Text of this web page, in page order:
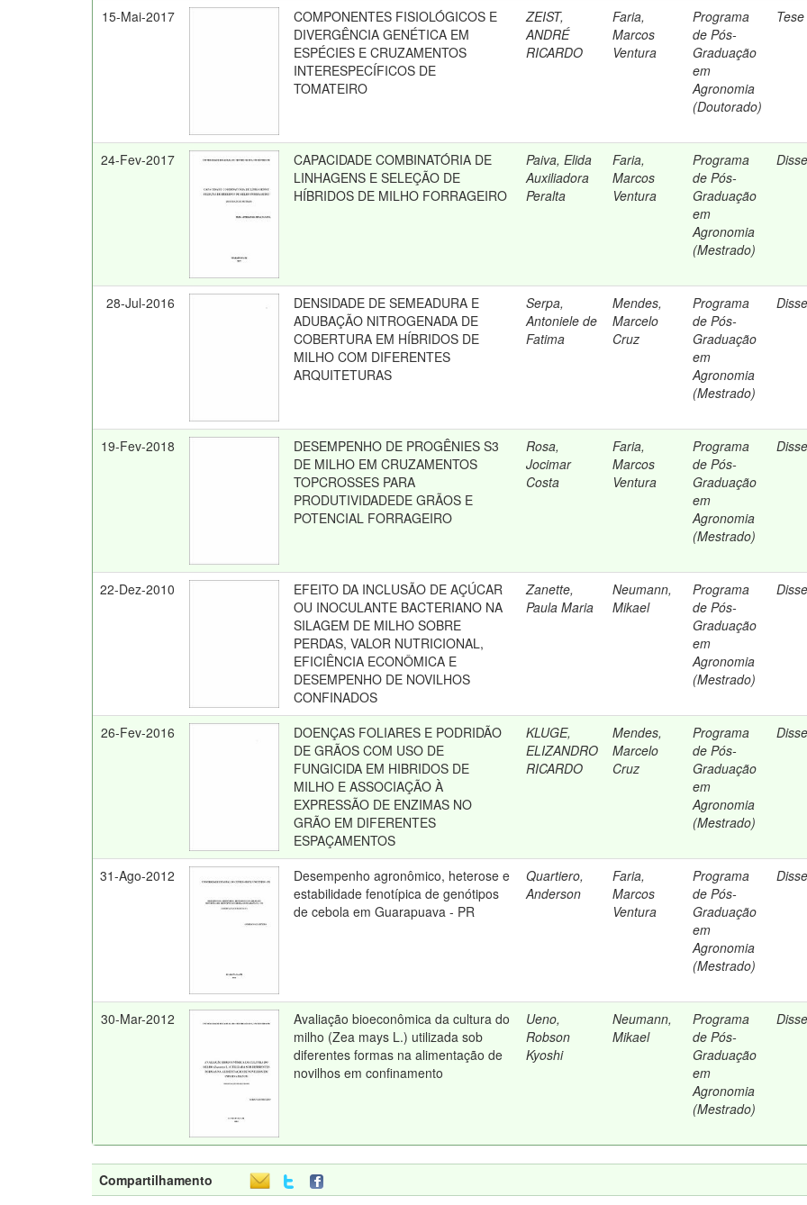
15-Mai-2017
COMPONENTES FISIOLÓGICOS E
DIVERGÊNCIA GENÉTICA EM
ESPÉCIES E CRUZAMENTOS
INTERESPECÍFICOS DE
TOMATEIRO
ZEIST,
ANDRÉ
RICARDO
Faria,
Marcos
Ventura
Programa
de Pós-
Graduação
em
Agronomia
(Doutorado)
Tese
24-Fev-2017
CAPACIDADE COMBINATÓRIA DE
LINHAGENS E SELEÇÃO DE
HÍBRIDOS DE MILHO FORRAGEIRO
Paiva, Elida
Auxiliadora
Peralta
Faria,
Marcos
Ventura
Programa
de Pós-
Graduação
em
Agronomia
(Mestrado)
28-Jul-2016
DENSIDADE DE SEMEADURA E
ADUBAÇÃO NITROGENADA DE
COBERTURA EM HÍBRIDOS DE
MILHO COM DIFERENTES
ARQUITETURAS
Serpa,
Antoniele de
Fatima
Mendes,
Marcelo
Cruz
Programa
de Pós-
Graduação
em
Agronomia
(Mestrado)
19-Fev-2018
DESEMPENHO DE PROGÊNIES S3
DE MILHO EM CRUZAMENTOS
TOPCROSSES PARA
PRODUTIVIDADEDE GRÃOS E
POTENCIAL FORRAGEIRO
Rosa,
Jocimar
Costa
Faria,
Marcos
Ventura
Programa
de Pós-
Graduação
em
Agronomia
(Mestrado)
22-Dez-2010
EFEITO DA INCLUSÃO DE AÇÚCAR
OU INOCULANTE BACTERIANO NA
SILAGEM DE MILHO SOBRE
PERDAS, VALOR NUTRICIONAL,
EFICIÊNCIA ECONÔMICA E
DESEMPENHO DE NOVILHOS
CONFINADOS
Zanette,
Paula Maria
Neumann,
Mikael
Programa
de Pós-
Graduação
em
Agronomia
(Mestrado)
26-Fev-2016
DOENÇAS FOLIARES E PODRIDÃO
DE GRÃOS COM USO DE
FUNGICIDA EM HIBRIDOS DE
MILHO E ASSOCIAÇÃO À
EXPRESSÃO DE ENZIMAS NO
GRÃO EM DIFERENTES
ESPAÇAMENTOS
KLUGE,
ELIZANDRO
RICARDO
Mendes,
Marcelo
Cruz
Programa
de Pós-
Graduação
em
Agronomia
(Mestrado)
31-Ago-2012
Desempenho agronômico, heterose e
estabilidade fenotípica de genótipos
de cebola em Guarapuava - PR
Quartiero,
Anderson
Faria,
Marcos
Ventura
Programa
de Pós-
Graduação
em
Agronomia
(Mestrado)
30-Mar-2012
Avaliação bioeconômica da cultura do
milho (Zea mays L.) utilizada sob
diferentes formas na alimentação de
novilhos em confinamento
Ueno,
Robson
Kyoshi
Neumann,
Mikael
Programa
de Pós-
Graduação
em
Agronomia
(Mestrado)
Compartilhamento